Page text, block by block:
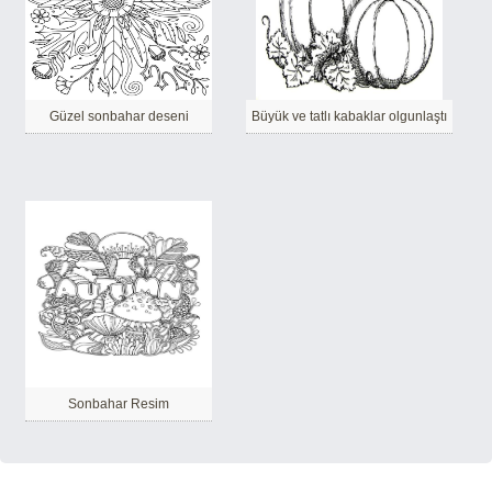
Güzel sonbahar deseni Büyük ve tatlı kabaklar olgunlaştı
Sonbahar Resim